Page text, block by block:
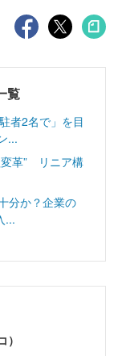
覧
者2名で」を目
...
変革” リニア構
分か？企業の
...